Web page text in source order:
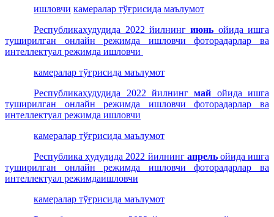
ишловчи камералар тўғрисида маълумот
Республикаҳудудида 2022 йилнингиюнь ойида ишга
туширилган онлайн режимда ишловчи фоторадарлар ва
интеллектуал режимда ишловчи
камералар тўғрисида маълумот
Республикаҳудудида 2022 йилнингмай ойида ишга
туширилган онлайн режимда ишловчи фоторадарлар ва
интеллектуал режимда ишловчи
камералар тўғрисида маълумот
Республика ҳудудида 2022 йилнинг апрельойида ишга
туширилган онлайн режимда ишловчи фоторадарлар ва
интеллектуал режимдаишловчи
камералар тўғрисида маълумот